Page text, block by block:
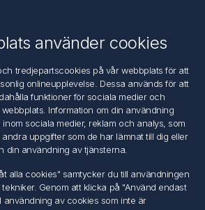
använder cookies
tredjepartscookies på vår webbplats för att
onlineupplevelse. Dessa används för att
funktioner för sociala medier och
Information om din användning
sociala medier, reklam och analys, som
uppgifter som de har lämnat till dig eller
din användning av tjänsterna.
alla cookies" samtycker du till användningen
Genom att klicka på "Använd endast
användning av cookies som inte är